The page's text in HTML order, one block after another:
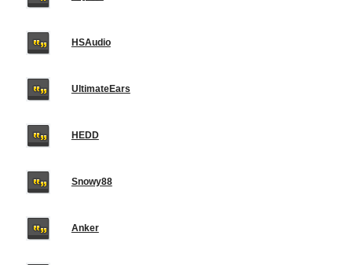
HSAudio
UltimateEars
HEDD
Snowy88
Anker